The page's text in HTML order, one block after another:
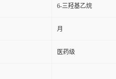
6-三羟基乙烷
月
医药级